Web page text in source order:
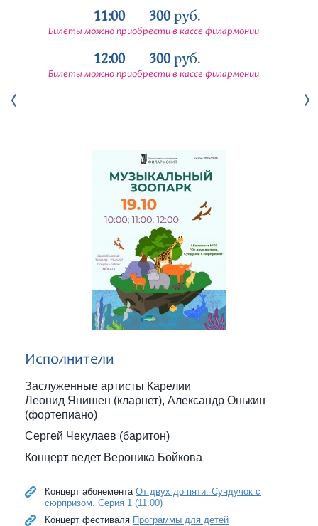
11:00 300руб.
Билеты можно приобрести в кассе филармонии
12:00 300руб.
Билеты можно приобрести в кассе филармонии
Исполнители
Заслуженные артисты Карелии
Леонид Янишен (кларнет), Александр Онькин
(фортепиано)
Сергей Чекулаев (баритон)
Концерт ведет Вероника Бойкова
Концерт абонемента От двух до пяти. Сундучок с
сюрпризом. Серия 1 (11.00)
Концерт фестиваля Программы для детей